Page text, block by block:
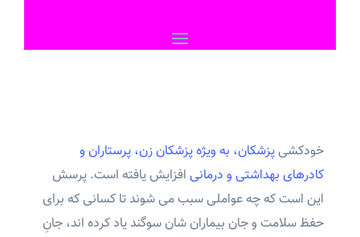
خودکشیپزشکان، به ویژه پزشکان زن، پرستاران و
کادرهای بهداشتی و درمانی افزایش یافته است. پرسش
این است که چه عواملی سبب می شوند تا کسانی که برای
حفظ سلامت و جان بیماران شان سوگند یاد کرده اند، جانِ